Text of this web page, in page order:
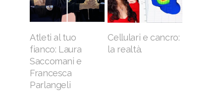
Atleti al tuo
fianco: Laura
Saccomani e
Francesca
Parlangeli
Cellulari e cancro:
la realtà.